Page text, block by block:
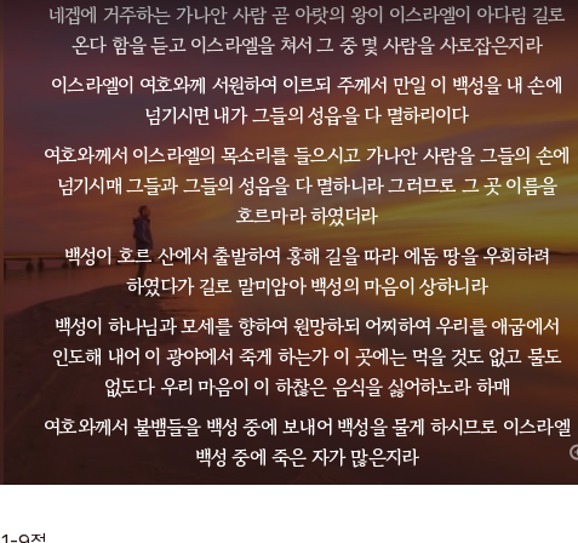
네겝에 거주하는 가나안 사람 곧 아랏의 왕이 이스라엘이 아다림 길로
온다 함을 듣고 이스라엘을 쳐서 그 중 몇 사람을 사로잡은지라
이스라엘이 여호와께 서원하여 이르되 주께서 만일 이 백성을 내 손에
넘기시면 내가 그들의 성읍을 다 멸하리이다
여호와께서 이스라엘의 목소리를 들으시고 가나안 사람을 그들의 손에
넘기시매 그들과 그들의 성읍을 다 멸하니라 그러므로 그 곳 이름을
호르마라 하였더라
백성이 호르 산에서 출발하여 홍해 길을 따라 에돔 땅을 우회하려
하였다가 길로 말미암아 백성의 마음이 상하니라
백성이 하나님과 모세를 향하여 원망하되 어찌하여 우리를 애굽에서
인도해 내어 이 광야에서 죽게 하는가 이 곳에는 먹을 것도 없고 물도
없도다 우리 마음이 이 하찮은 음식을 싫어하노라 하매
여호와께서 불뱀들을 백성 중에 보내어 백성을 물게 하시므로 이스라엘
백성 중에 죽은 자가 많은지라